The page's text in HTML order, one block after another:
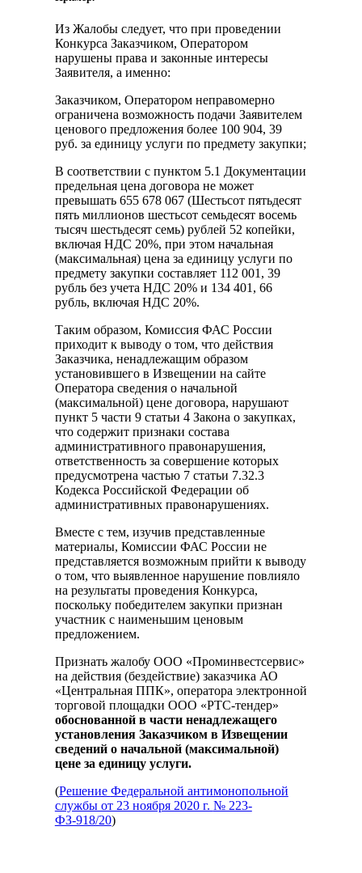
Из Жалобы следует, что при проведении
Конкурса Заказчиком, Оператором
нарушены права и законные интересы
Заявителя, а именно:
Заказчиком, Оператором неправомерно
ограничена возможность подачи Заявителем
ценового предложения более 100 904, 39
руб. за единицу услуги по предмету закупки;
В соответствии с пунктом 5.1 Документации
предельная цена договора не может
превышать 655 678 067 (Шестьсот пятьдесят
пять миллионов шестьсот семьдесят восемь
тысяч шестьдесят семь) рублей 52 копейки,
включая НДС 20%, при этом начальная
(максимальная) цена за единицу услуги по
предмету закупки составляет 112 001, 39
рубль без учета НДС 20% и 134 401, 66
рубль, включая НДС 20%.
Таким образом, Комиссия ФАС России
приходит к выводу о том, что действия
Заказчика, ненадлежащим образом
установившего в Извещении на сайте
Оператора сведения о начальной
(максимальной) цене договора, нарушают
пункт 5 части 9 статьи 4 Закона о закупках,
что содержит признаки состава
административного правонарушения,
ответственность за совершение которых
предусмотрена частью 7 статьи 7.32.3
Кодекса Российской Федерации об
административных правонарушениях.
Вместе с тем, изучив представленные
материалы, Комиссии ФАС России не
представляется возможным прийти к выводу
о том, что выявленное нарушение повлияло
на результаты проведения Конкурса,
поскольку победителем закупки признан
участник с наименьшим ценовым
предложением.
Признать жалобу ООО «Проминвестсервис»
на действия (бездействие) заказчика АО
«Центральная ППК», оператора электронной
торговой площадки ООО «РТС-тендер»
обоснованной в части ненадлежащего
установления Заказчиком в Извещении
сведений о начальной (максимальной)
цене за единицу услуги.
(Решение Федеральной антимонопольной
службы от 23 ноября 2020 г. № 223-
ФЗ-918/20)